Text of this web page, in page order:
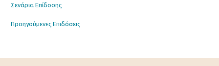
Σενάρια Επίδοσης
Προηγούμενες Επιδόσεις